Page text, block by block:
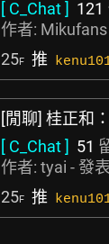
[ C_Chat ] 121
作者: Mikufans
25F 推
[閒聊] 桂正和
[ C_Chat ] 51
作者: tyai - 發
25F 推